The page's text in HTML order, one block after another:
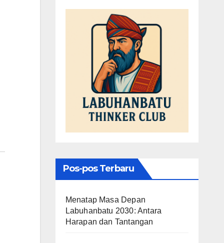
Pos-pos Terbaru
Menatap Masa Depan
Labuhanbatu 2030: Antara
Harapan dan Tantangan